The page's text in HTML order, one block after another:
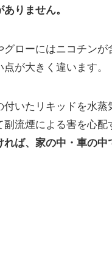
りません。
グローにはニコチン
が大きく違います。
付いたリキッドを水
副流煙による害を心配
れば、家の中・車の